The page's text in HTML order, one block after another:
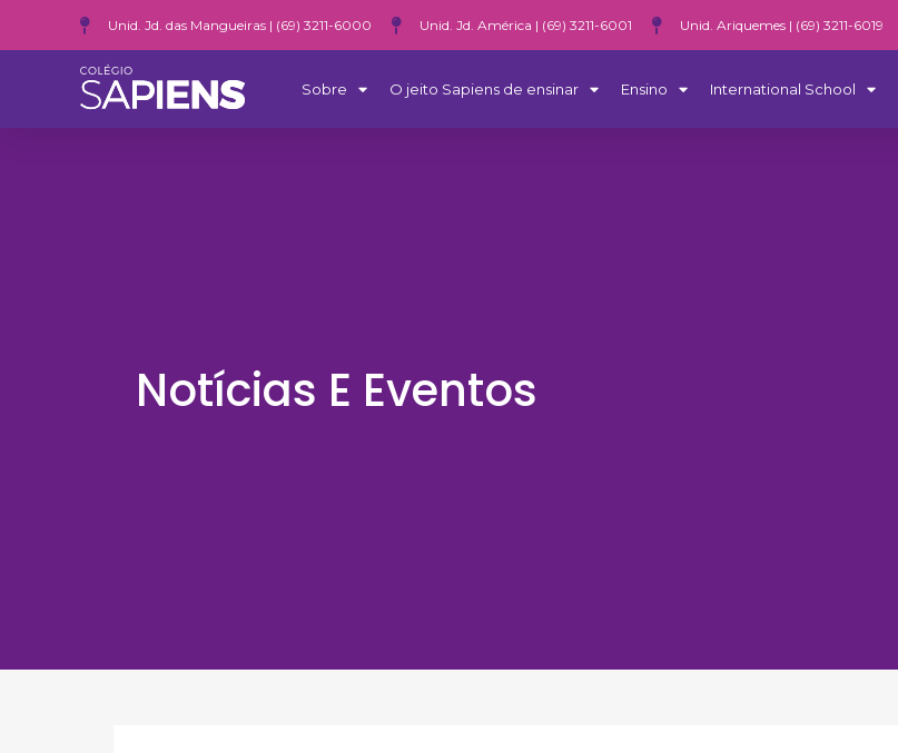
Unid. Jd. das Mangueiras | (69) 3211-6000 Unid. Jd. América | (69) 3211-6001 Unid. Ariquemes | (69) 3211-6019
Sobre O jeito Sapiens de ensinar Ensino International School
Notícias E Eventos